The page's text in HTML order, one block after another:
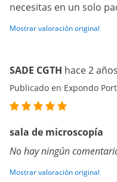
necesitas en un solo
Mostrar valoración original
SADE CGTH hace 2 años
Publicado en Expondo
sala de microscopía
No hay ningún
Mostrar valoración original